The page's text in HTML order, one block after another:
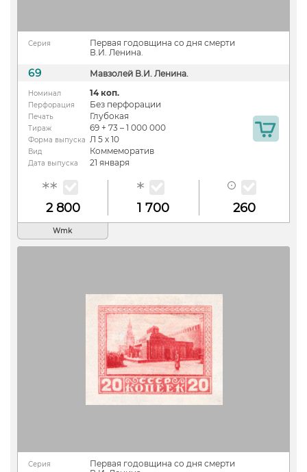
Серия
Первая годовщина со дня смерти
В.И. Ленина.
69 Мавзолей В.И. Ленина.
Номинал 14 коп.
Перфорация Без перфорации
Печать Глубокая
Тираж 69 + 73 – 1 000 000
Форма выпуска Л 5 х 10
Вид Коммеморатив
Дата выпуска 21 января
2 800 1 700 260
Wmk
Серия
Первая годовщина со дня смерти